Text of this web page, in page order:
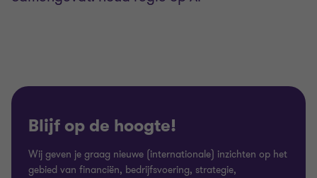
Blijf op de hoogte!
Wij geven je graag nieuwe (internationale) inzichten op het
gebied van financiën, bedrijfsvoering, strategie,